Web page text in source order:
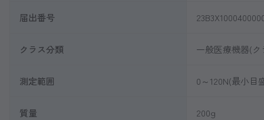
届出番号
クラス分類 一般医療機器(
測定範囲 0～120N(最小目
質量 200g